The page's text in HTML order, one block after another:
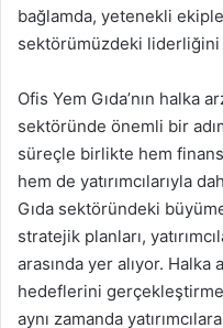
bağlamda, yetenekli
sektörümüzdeki liderliğini
Ofis Yem Gıda’nın halka
sektöründe önemli bir
süreçle birlikte hem
hem de yatırımcılarıyla
Gıda sektöründeki
stratejik planları,
arasında yer alıyor.
hedeflerini
aynı zamanda